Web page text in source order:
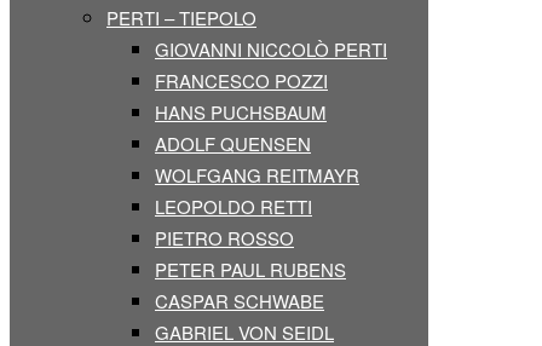
PERTI – TIEPOLO
GIOVANNI NICCOLÒ PERTI
FRANCESCO POZZI
HANS PUCHSBAUM
ADOLF QUENSEN
WOLFGANG REITMAYR
LEOPOLDO RETTI
PIETRO ROSSO
PETER PAUL RUBENS
CASPAR SCHWABE
GABRIEL VON SEIDL